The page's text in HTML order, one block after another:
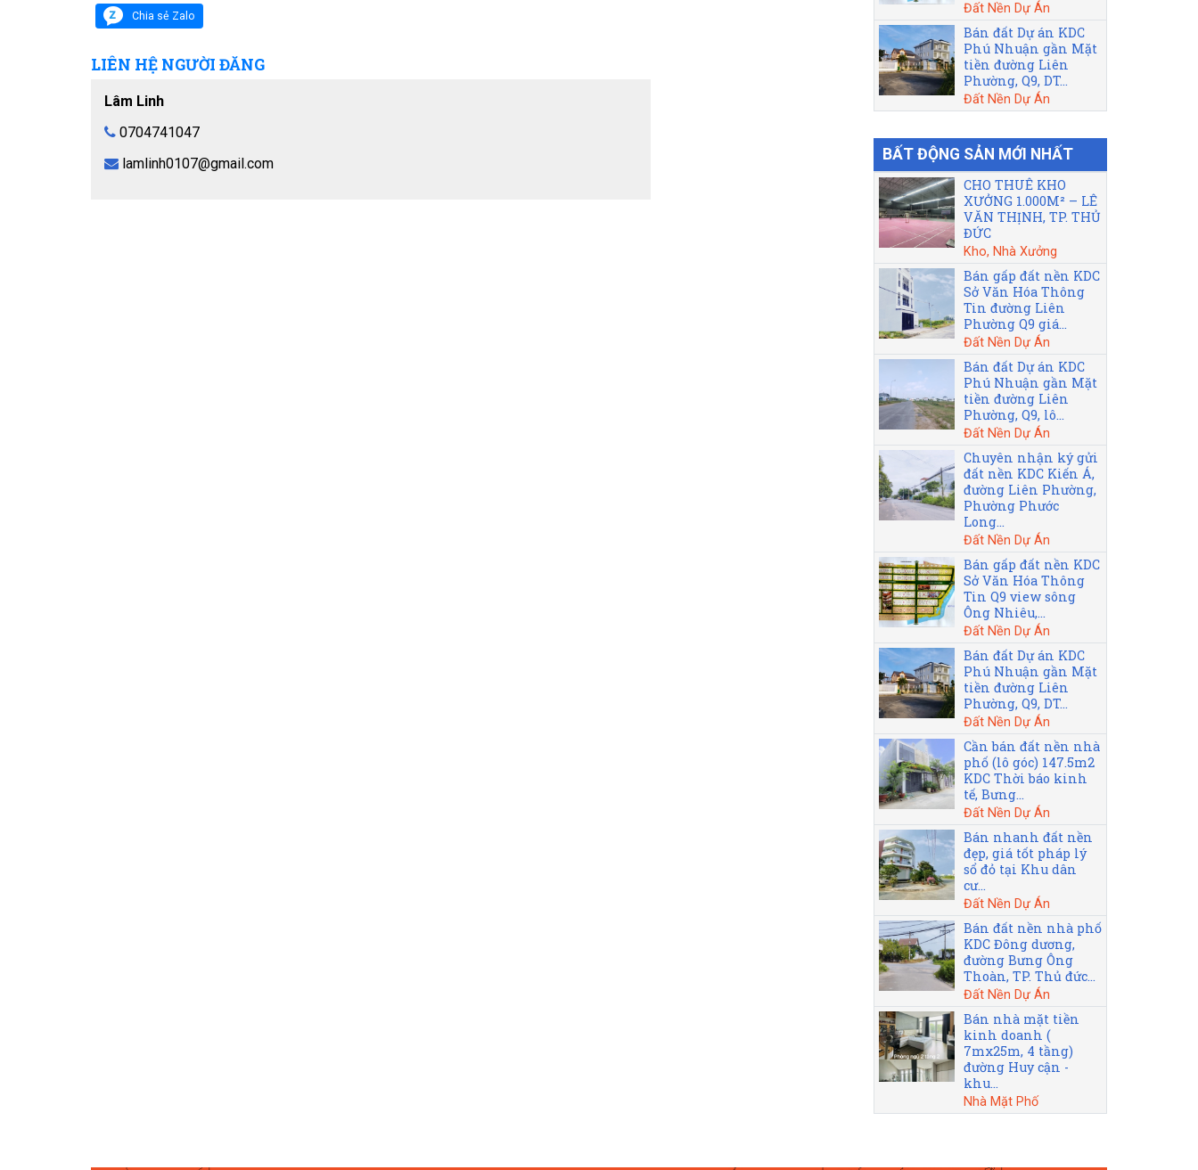
Chia sẻ Zalo
LIÊN HỆ NGƯỜI ĐĂNG
Lâm Linh
0704741047
lamlinh0107@gmail.com
Đất Nền Dự Án
Bán đất Dự án KDC
Phú Nhuận gần Mặt
tiền đường Liên
Phường, Q9, DT...
Đất Nền Dự Án
BẤT ĐỘNG SẢN MỚI NHẤT
CHO THUÊ KHO
XƯỞNG 1.000M² – LÊ
VĂN THỊNH, TP. THỦ
ĐỨC
Kho, Nhà Xưởng
Bán gấp đất nền KDC
Sở Văn Hóa Thông
Tin đường Liên
Phường Q9 giá...
Đất Nền Dự Án
Bán đất Dự án KDC
Phú Nhuận gần Mặt
tiền đường Liên
Phường, Q9, lô...
Đất Nền Dự Án
Chuyên nhận ký gửi
đất nền KDC Kiến Á,
đường Liên Phường,
Phường Phước
Long...
Đất Nền Dự Án
Bán gấp đất nền KDC
Sở Văn Hóa Thông
Tin Q9 view sông
Ông Nhiêu,...
Đất Nền Dự Án
Bán đất Dự án KDC
Phú Nhuận gần Mặt
tiền đường Liên
Phường, Q9, DT...
Đất Nền Dự Án
Cần bán đất nền nhà
phố (lô góc) 147.5m2
KDC Thời báo kinh
tế, Bưng...
Đất Nền Dự Án
Bán nhanh đất nền
đẹp, giá tốt pháp lý
sổ đỏ tại Khu dân
cư...
Đất Nền Dự Án
Bán đất nền nhà phố
KDC Đông dương,
đường Bưng Ông
Thoàn, TP. Thủ đức...
Đất Nền Dự Án
Bán nhà mặt tiền
kinh doanh (
7mx25m, 4 tầng)
đường Huy cận -
khu...
Nhà Mặt Phố